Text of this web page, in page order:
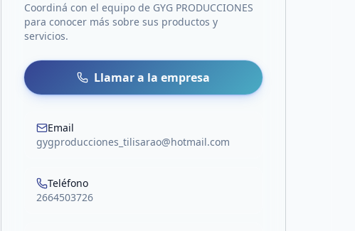
por WhatsApp
por mail
en Facebook
Coordiná con el equipo de GYG PRODUCCIONES
para conocer más sobre sus productos y
servicios.
Llamar a la empresa
Email
gygproducciones_tilisarao@hotmail.com
Teléfono
2664503726